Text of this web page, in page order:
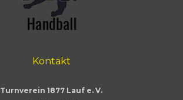
Kontakt
Turnverein 1877 Lauf e. V.